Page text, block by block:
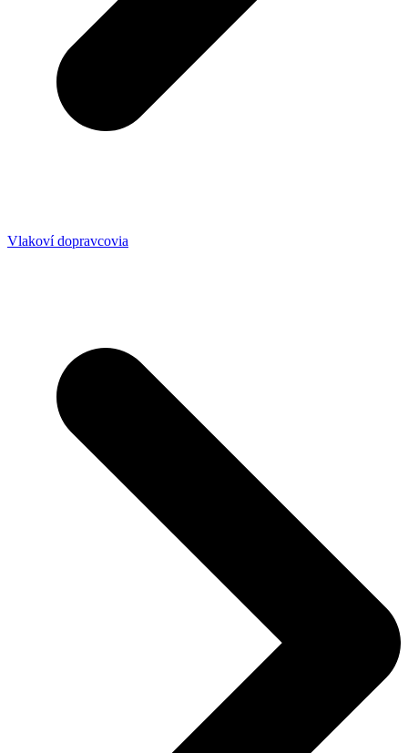
Vlakoví dopravcovia